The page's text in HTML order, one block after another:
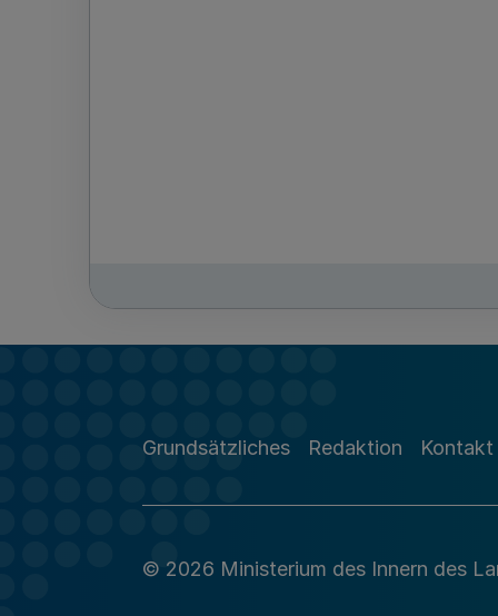
Grundsätzliches Redaktion Kontakt
© 2026 Ministerium des Innern des